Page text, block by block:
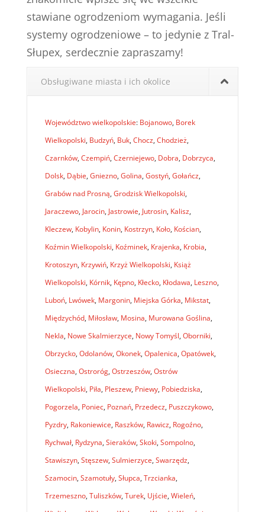
stawiane ogrodzeniom wymagania. Jeśli
systemy ogrodzeniowe – to jedynie z Tral-
Słupex, serdecznie zapraszamy!
Obsługiwane miasta i ich okolice
Województwo wielkopolskie: Bojanowo, Borek
Wielkopolski, Budzyń, Buk, Chocz, Chodzież,
Czarnków, Czempiń, Czerniejewo, Dobra, Dobrzyca,
Dolsk, Dąbie, Gniezno, Golina, Gostyń, Gołańcz,
Grabów nad Prosną, Grodzisk Wielkopolski,
Jaraczewo, Jarocin, Jastrowie, Jutrosin, Kalisz,
Kleczew, Kobylin, Konin, Kostrzyn, Koło, Kościan,
Koźmin Wielkopolski, Koźminek, Krajenka, Krobia,
Krotoszyn, Krzywiń, Krzyż Wielkopolski, Książ
Wielkopolski, Kórnik, Kępno, Kłecko, Kłodawa, Leszno,
Luboń, Lwówek, Margonin, Miejska Górka, Mikstat,
Międzychód, Miłosław, Mosina, Murowana Goślina,
Nekla, Nowe Skalmierzyce, Nowy Tomyśl, Oborniki,
Obrzycko, Odolanów, Okonek, Opalenica, Opatówek,
Osieczna, Ostroróg, Ostrzeszów, Ostrów
Wielkopolski, Piła, Pleszew, Pniewy, Pobiedziska,
Pogorzela, Poniec, Poznań, Przedecz, Puszczykowo,
Pyzdry, Rakoniewice, Raszków, Rawicz, Rogoźno,
Rychwał, Rydzyna, Sieraków, Skoki, Sompolno,
Stawiszyn, Stęszew, Sulmierzyce, Swarzędz,
Szamocin, Szamotuły, Słupca, Trzcianka,
Trzemeszno, Tuliszków, Turek, Ujście, Wieleń,